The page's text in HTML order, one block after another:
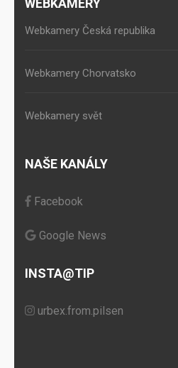
WEBKAMERY
Webkamery Česká republika
Webkamery Chorvatsko
Webkamery svět
NAŠE KANÁLY
Facebook
Google News
INSTA@TIP
urbex.from.pilsen